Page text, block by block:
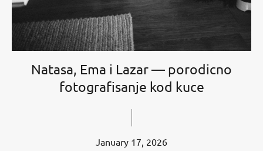
Natasa, Ema i Lazar — porodicno
fotografisanje kod kuce
January 17, 2026